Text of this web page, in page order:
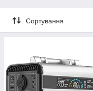
Сортування